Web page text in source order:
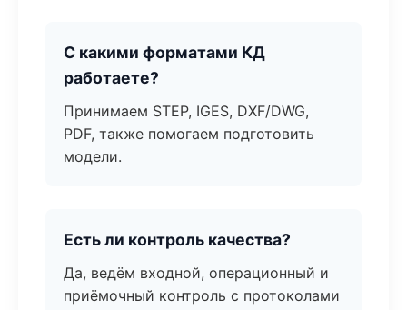
С какими форматами КД
работаете?
Принимаем STEP, IGES, DXF/DWG,
PDF, также помогаем подготовить
модели.
Есть ли контроль качества?
Да, ведём входной, операционный и
приёмочный контроль с протоколами